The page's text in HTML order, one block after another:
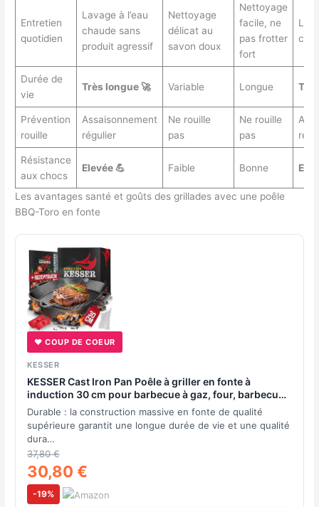
Entretien
quotidien
Lavage à l’eau
chaude sans
produit agressif
Nettoyage
délicat au
savon doux
Nettoyage
facile, ne
pas frotter
fort
Durée de
vie
Très longue 🚀 Variable Longue
Prévention
rouille
Assaisonnement
régulier
Ne rouille
pas
Ne rouille
pas
Résistance
aux chocs
Elevée 💪 Faible Bonne
Les avantages santé et goûts des grillades avec une poêle
BBQ-Toro en fonte
♥ COUP DE COEUR
KESSER
KESSER Cast Iron Pan Poêle à griller en fonte à
induction 30 cm pour barbecue à gaz, four, barbecue
à charbon, poêle à steak, poignées de protection, livre
de recettes et nettoyant pour anneaux
Durable : la construction massive en fonte de qualité
supérieure garantit une longue durée de vie et une qualité
dura…
37,80 €
30,80 €
-19%